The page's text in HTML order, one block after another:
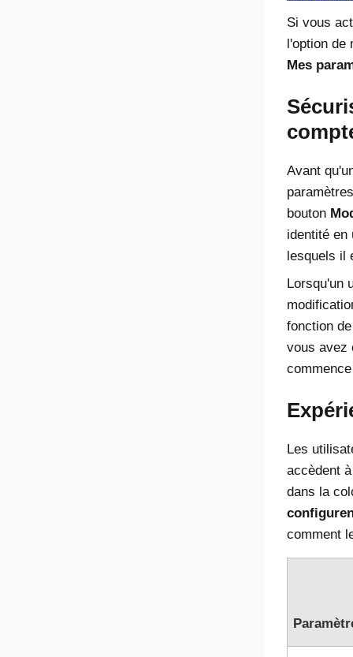
Si vous
l'option de
Mes
Avant
bouton
identité en
lesquels il
Lorsqu'un
fonction
vous avez
Les
accèdent
dans la
comment